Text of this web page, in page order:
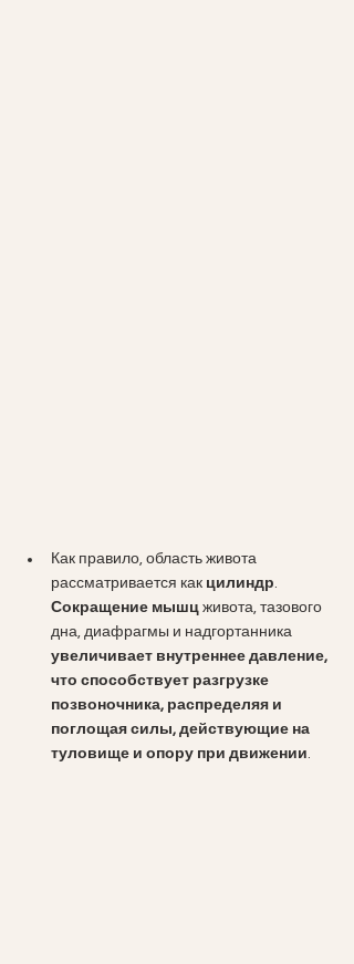
Как правило, область живота
рассматривается как цилиндр.
Сокращение мышц живота, тазового
дна, диафрагмы и надгортанника
увеличивает внутреннее давление,
что способствует разгрузке
позвоночника, распределяя и
поглощая силы, действующие на
туловище и опору при движении.